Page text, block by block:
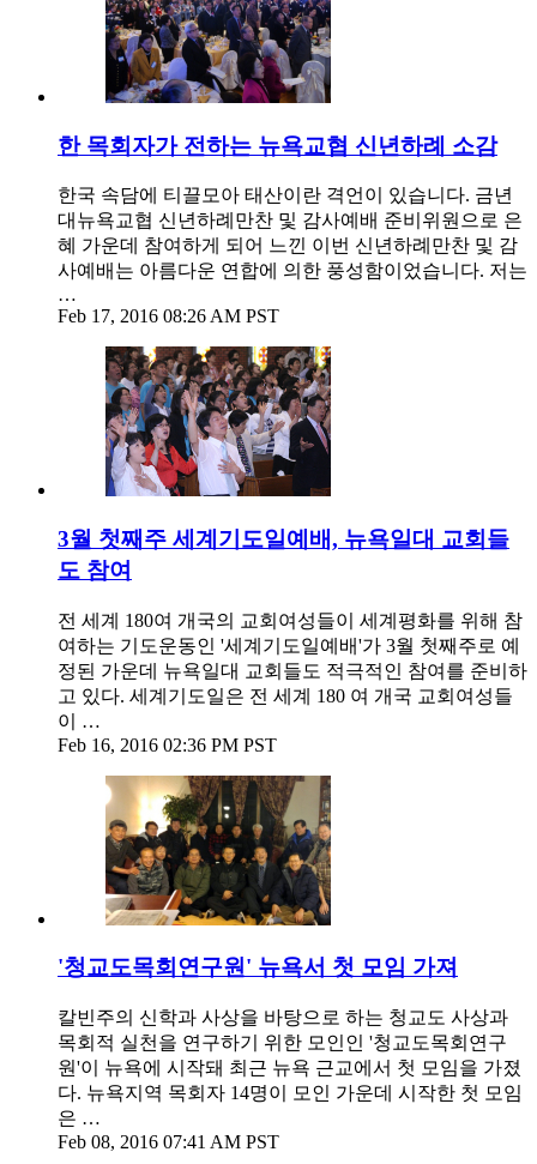
한 목회자가 전하는 뉴욕교협 신년하례 소감
한국 속담에 티끌모아 태산이란 격언이 있습니다. 금년
대뉴욕교협 신년하례만찬 및 감사예배 준비위원으로 은
혜 가운데 참여하게 되어 느낀 이번 신년하례만찬 및 감
사예배는 아름다운 연합에 의한 풍성함이었습니다. 저는
…
Feb 17, 2016 08:26 AM PST
3월 첫째주 세계기도일예배, 뉴욕일대 교회들
도 참여
전 세계 180여 개국의 교회여성들이 세계평화를 위해 참
여하는 기도운동인 '세계기도일예배'가 3월 첫째주로 예
정된 가운데 뉴욕일대 교회들도 적극적인 참여를 준비하
고 있다. 세계기도일은 전 세계 180 여 개국 교회여성들
이 …
Feb 16, 2016 02:36 PM PST
'청교도목회연구원' 뉴욕서 첫 모임 가져
칼빈주의 신학과 사상을 바탕으로 하는 청교도 사상과
목회적 실천을 연구하기 위한 모인인 '청교도목회연구
원'이 뉴욕에 시작돼 최근 뉴욕 근교에서 첫 모임을 가졌
다. 뉴욕지역 목회자 14명이 모인 가운데 시작한 첫 모임
은 …
Feb 08, 2016 07:41 AM PST